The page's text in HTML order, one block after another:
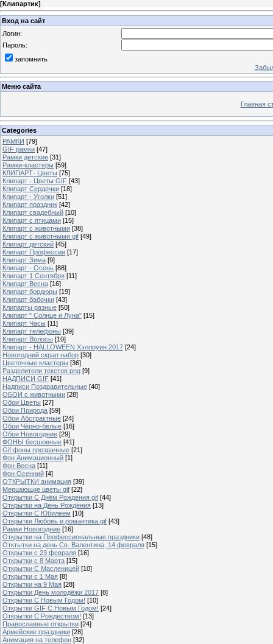
[Клипартик]
Вход на сайт
Логин:
Пароль:
запомнить
Меню сайта
Главная
Categories
РАМКИ [79]
GIF рамки [47]
Рамки детские [31]
Рамки-кластеры [59]
КЛИПАРТ- Цветы [75]
Клипарт - Цветы GIF [43]
Клипарт Сердечки [18]
Клипарт - Уголки [51]
Клипарт праздник [42]
Клипарт свадебный [10]
Клипарт с птицами [15]
Клипарт с животными [38]
Клипарт с животными gif [49]
Клипарт детский [45]
Клипарт Профессии [17]
Клипарт Зима [9]
Клипарт - Осень [88]
Клипарт 1 Сентября [11]
Клипарт Весна [16]
Клипарт бордюры [19]
Клипарт бабочки [43]
Клипарты разные [50]
Клипарт " Солнце и Луна" [15]
Клипарт Часы [11]
Клипарт телефоны [39]
Клипарт Волосы [10]
Клипарт - HALLOWEEN Хэллоуин 2017 [24]
Новогодний скрап набор [30]
Цветочные кластеры [36]
Разделители текстов png [9]
НАДПИСИ GIF [41]
Надписи Поздравительные [40]
ОБОИ с животными [28]
Обои Цветы [27]
Обои Природа [59]
Обои Абстрактные [24]
Обои Чёрно-белые [16]
Обои Новогодние [29]
ФОНЫ бесшовные [41]
Gif фоны прозрачные [21]
Фон Анимационный [1]
Фон Весна [11]
Фон Осенний [4]
ОТКРЫТКИ анимация [39]
Мерцающие цветы gif [22]
Открытки С Днём Рождения gif [44]
Открытки на День Рождения [13]
Открытки С Юбилеем [10]
Открытки Любовь и романтика gif [43]
Рамки Новогодние [16]
Открытки на Профессиональные праздники [48]
Отктытки на день Св. Валентина, 14 февраля [15]
Открытки с 23 февраля [16]
Открытки с 8 Марта [15]
Открытки С Масленицей [10]
Открытки с 1 Мая [8]
Открытки на 9 Мая [28]
Открытки День молодёжи 2017 [8]
Открытки С Новым Годом! [10]
Открытки GIF С Новым Годом! [24]
Открытки С Рождеством! [13]
Православные открытки [24]
Армейские праздники [28]
Анимация на телефон [32]